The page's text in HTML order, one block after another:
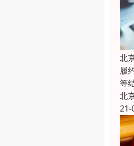
北
履
等
北
21-